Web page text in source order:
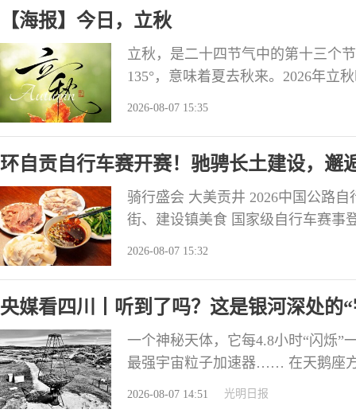
面从严
【海报】今日，立秋
立秋，是二十四节气中的第十三个
135°，意味着夏去秋来。2026年立
2026-08-07 15:35
环自贡自行车赛开赛！驰骋长土建设，邂
骑行盛会 大美贡井 2026中国公路
街、建设镇美食 国家级自行车赛事
2026-08-07 15:32
央媒看四川丨听到了吗？这是银河深处的
一个神秘天体，它每4.8小时“闪烁”
最强宇宙粒子加速器…… 在天鹅座
个宇宙级的“疯狂加速器”。它微小
2026-08-07 14:51 光明日报